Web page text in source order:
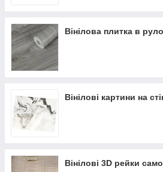
Вінілова плитка в
Вінілові картини на
Вінілові 3D рейки